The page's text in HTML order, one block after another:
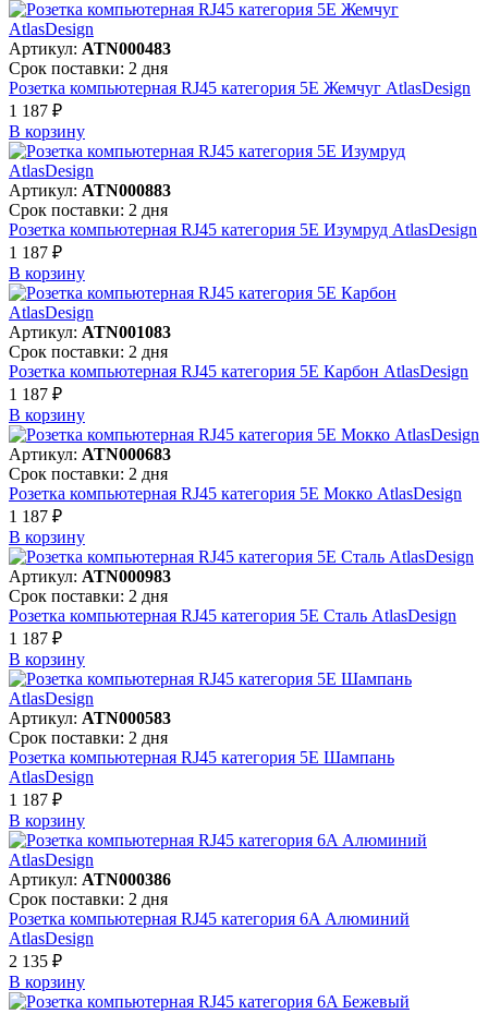
Артикул: ATN000483
Срок поставки: 2 дня
Розетка компьютерная RJ45 категория 5Е Жемчуг AtlasDesign
1 187 ₽
В корзинy
Артикул: ATN000883
Срок поставки: 2 дня
Розетка компьютерная RJ45 категория 5Е Изумруд AtlasDesign
1 187 ₽
В корзинy
Артикул: ATN001083
Срок поставки: 2 дня
Розетка компьютерная RJ45 категория 5Е Карбон AtlasDesign
1 187 ₽
В корзинy
Артикул: ATN000683
Срок поставки: 2 дня
Розетка компьютерная RJ45 категория 5Е Мокко AtlasDesign
1 187 ₽
В корзинy
Артикул: ATN000983
Срок поставки: 2 дня
Розетка компьютерная RJ45 категория 5Е Сталь AtlasDesign
1 187 ₽
В корзинy
Артикул: ATN000583
Срок поставки: 2 дня
Розетка компьютерная RJ45 категория 5Е Шампань
AtlasDesign
1 187 ₽
В корзинy
Артикул: ATN000386
Срок поставки: 2 дня
Розетка компьютерная RJ45 категория 6A Алюминий
AtlasDesign
2 135 ₽
В корзинy